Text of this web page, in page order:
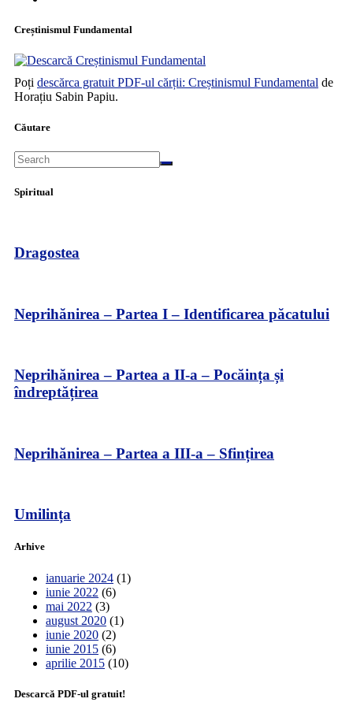
Creștinismul Fundamental
Poți descărca gratuit PDF-ul cărții: Creștinismul Fundamental de
Horațiu Sabin Papiu.
Căutare
Spiritual
Dragostea
Neprihănirea – Partea I – Identificarea păcatului
Neprihănirea – Partea a II-a – Pocăința și
îndreptățirea
Neprihănirea – Partea a III-a – Sfințirea
Umilința
Arhive
ianuarie 2024 (1)
iunie 2022 (6)
mai 2022 (3)
august 2020 (1)
iunie 2020 (2)
iunie 2015 (6)
aprilie 2015 (10)
Descarcă PDF-ul gratuit!